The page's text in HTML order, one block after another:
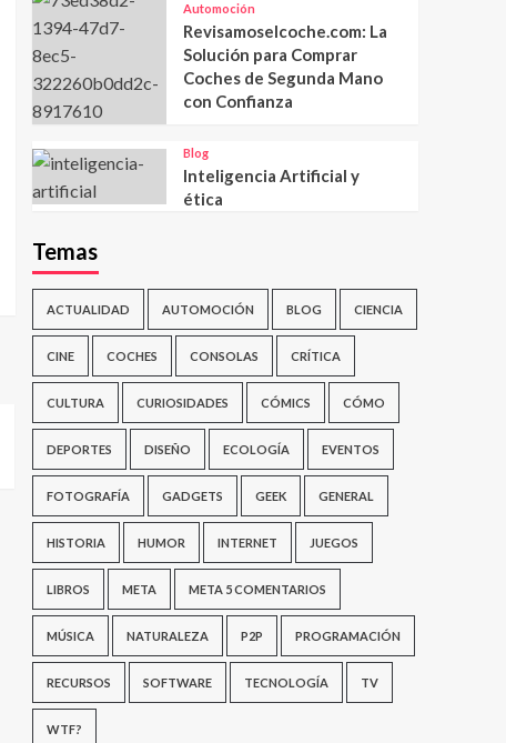
Automoción
Revisamoselcoche.com: La
Solución para Comprar
Coches de Segunda Mano
con Confianza
Blog
Inteligencia Artificial y
ética
Temas
ACTUALIDAD AUTOMOCIÓN BLOG CIENCIA
CINE COCHES CONSOLAS CRÍTICA
CULTURA CURIOSIDADES CÓMICS CÓMO
DEPORTES DISEÑO ECOLOGÍA EVENTOS
FOTOGRAFÍA GADGETS GEEK GENERAL
HISTORIA HUMOR INTERNET JUEGOS
LIBROS META META 5 COMENTARIOS
MÚSICA NATURALEZA P2P PROGRAMACIÓN
RECURSOS SOFTWARE TECNOLOGÍA TV
WTF?